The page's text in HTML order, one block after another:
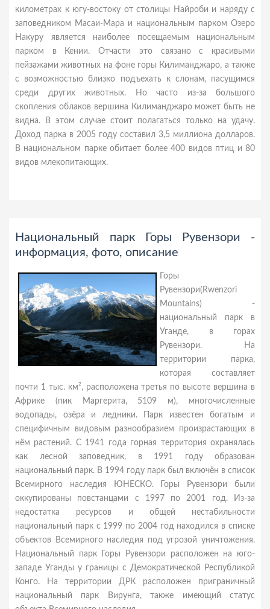
километрах к югу-востоку от столицы Найроби и наряду с
заповедником Масаи-Мара и национальным парком Озеро
Накуру является наиболее посещаемым национальным
парком в Кении. Отчасти это связано с красивыми
пейзажами животных на фоне горы Килиманджаро, а также
с возможностью близко подъехать к слонам, пасущимся
среди других животных. Но часто из-за большого
скопления облаков вершина Килиманджаро может быть не
видна. В этом случае стоит полагаться только на удачу.
Доход парка в 2005 году составил 3,5 миллиона долларов.
В национальном парке обитает более 400 видов птиц и 80
видов млекопитающих.
Национальный парк Горы Рувензори -
информация, фото, описание
Горы
Рувензори(Rwenzori
Mountains) -
национальный парк в
Уганде, в горах
Рувензори. На
территории парка,
которая составляет
почти 1 тыс. км², расположена третья по высоте вершина в
Африке (пик Маргерита, 5109 м), многочисленные
водопады, озёра и ледники. Парк известен богатым и
специфичным видовым разнообразием произрастающих в
нём растений. С 1941 года горная территория охранялась
как лесной заповедник, в 1991 году образован
национальный парк. В 1994 году парк был включён в список
Всемирного наследия ЮНЕСКО. Горы Рувензори были
оккупированы повстанцами с 1997 по 2001 год. Из-за
недостатка ресурсов и общей нестабильности
национальный парк с 1999 по 2004 год находился в списке
объектов Всемирного наследия под угрозой уничтожения.
Национальный парк Горы Рувензори расположен на юго-
западе Уганды у границы с Демократической Республикой
Конго. На территории ДРК расположен приграничный
национальный парк Вирунга, также имеющий статус